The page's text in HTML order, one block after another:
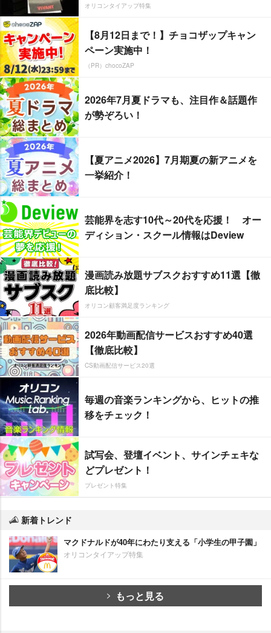
オリコンタイアップ特集
【8月12日まで！】チョコザップキャン
ペーン実施中！
（PR）chocoZAP
2026年7月夏ドラマも、注目作＆話題作
が勢ぞろい！
【夏アニメ2026】7月期夏の新アニメを
一挙紹介！
芸能界を志す10代～20代を応援！ オー
ディション・スクール情報はDeview
漫画読み放題サブスクおすすめ11選【徹
底比較】
オリコン顧客満足度ランキング
2026年動画配信サービスおすすめ40選
【徹底比較】
CS動画配信サービス20選
毎週の音楽ランキングから、ヒットの推
移をチェック！
試写会、登壇イベント、サインチェキな
どプレゼント！
プレゼント特集
新着トレンド
マクドナルドが40年にわたり支える「小学生の甲子園」
オリコンタイアップ特集
もっと見る